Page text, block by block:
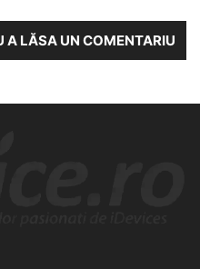
LĂSA UN COMENTARIU